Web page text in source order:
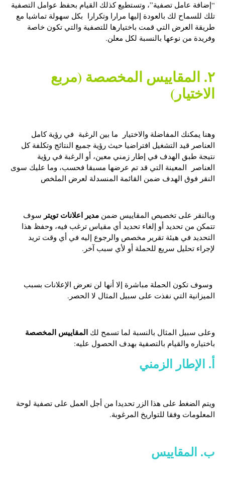
“إضافة عامل تصفية”، وتستطيع كذلك القيام بحفظ عوامل التصفية
تلك للسماح لك بالعودة إليها مرارا وتكرارا بكل سهولة تماشيا مع
طريقة العرض التي قمت باختيارها للتصفية والتي تكون خاصة
وفريدة من نوعها بالنسبة لكل معلن.
٢. المقاييس المخصصة (مربع
الاختيار)
وهنا يمكنك المفاضلة والاختيار ما بين الرغبة في رؤية كامل
العناصر قيد التشغيل افتراضيا حيث رؤية جميع النتائج وتكلفة كل
نتيجة طبق الهدف في إطار زمني معين، أو الرغبة في رؤية
العناصر المعينة التي قد تم عرضها مسبقا فحسب، وما عليك سوى
النقر فوق الهدف ضمن القائمة المنسدلة لعرض الملخص
وبالنقر على تخصيص المقاييس ضمنمدير اعلانات تويترسوف
تتمكن من تحديد أو إلغاء تحديد أي مقياس ترغب فيه، وحفظ هذا
التحديد في هيئة تقرير مخصص والرجوع إليه في أي وقت تريد
لإجراء تحليل سريع للحملة أو لأي سبب آخر.
وسوف تكون الحملة مباشرة إلا أنها لن تعرض الإعلانات بسبب
الميزانية التي نفذت على سبيل المثال لا الحصر.
وعلى سبيل المثال بالنسبة لما تسمح لكالمقاييس المخصصة
باختياره والقيام بالتصفية بهدف الحصول عليه:
أ. الإطار الزمني
ويتم الضغط على هذا الزر تحديدا من أجل العمل على تصفية لوحة
المعلومات وفقا للتواريخ المرغوبة.
ب. المقاييس